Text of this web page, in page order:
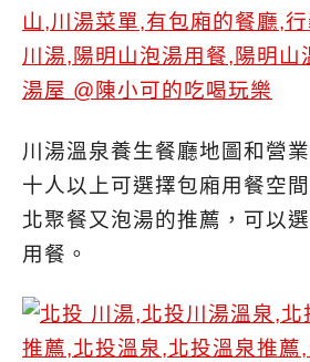
川湯溫泉養生餐廳地圖和營
十人以上可選擇包廂用餐空
北聚餐又泡湯的推薦，可以
用餐。